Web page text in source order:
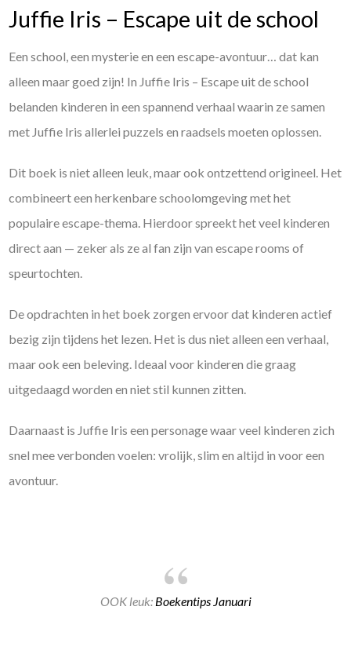
Juffie Iris – Escape uit de school
Een school, een mysterie en een escape-avontuur… dat kan
alleen maar goed zijn! In Juffie Iris – Escape uit de school
belanden kinderen in een spannend verhaal waarin ze samen
met Juffie Iris allerlei puzzels en raadsels moeten oplossen.
Dit boek is niet alleen leuk, maar ook ontzettend origineel. Het
combineert een herkenbare schoolomgeving met het
populaire escape-thema. Hierdoor spreekt het veel kinderen
direct aan — zeker als ze al fan zijn van escape rooms of
speurtochten.
De opdrachten in het boek zorgen ervoor dat kinderen actief
bezig zijn tijdens het lezen. Het is dus niet alleen een verhaal,
maar ook een beleving. Ideaal voor kinderen die graag
uitgedaagd worden en niet stil kunnen zitten.
Daarnaast is Juffie Iris een personage waar veel kinderen zich
snel mee verbonden voelen: vrolijk, slim en altijd in voor een
avontuur.
OOK leuk: Boekentips Januari